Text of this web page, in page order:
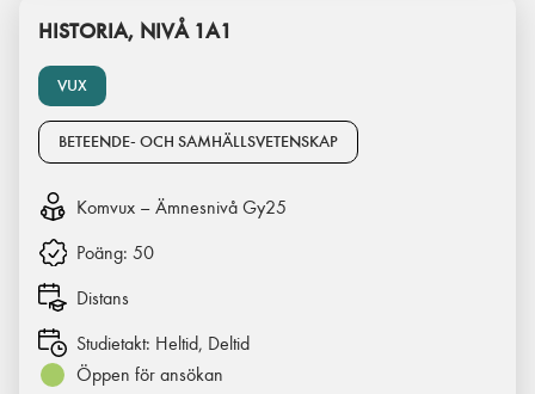
VUX
HISTORIA, NIVÅ 1A1
BETEENDE- OCH SAMHÄLLSVETENSKAP
Komvux – Ämnesnivå Gy25
Poäng: 50
Distans
Studietakt: Heltid, Deltid
Öppen för ansökan